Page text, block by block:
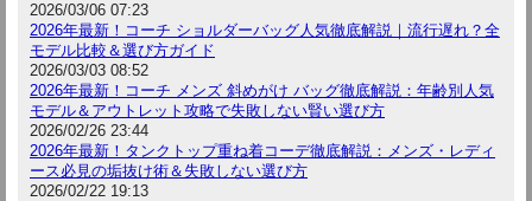
2026/03/06 07:23
2026年最新！コーチ ショルダーバッグ人気徹底解説｜流行遅れ？全
モデル比較＆選び方ガイド
2026/03/03 08:52
2026年最新！コーチ メンズ 斜めがけ バッグ徹底解説：年齢別人気
モデル＆アウトレット攻略で失敗しない賢い選び方
2026/02/26 23:44
2026年最新！タンクトップ重ね着コーデ徹底解説：メンズ・レディ
ース必見の垢抜け術＆失敗しない選び方
2026/02/22 19:13